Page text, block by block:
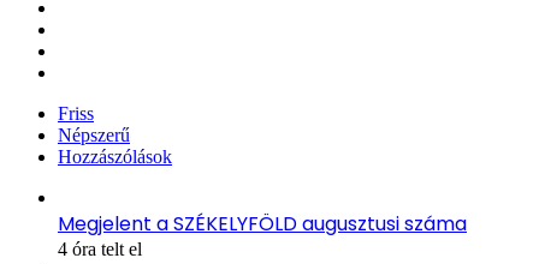
Friss
Népszerű
Hozzászólások
Megjelent a SZÉKELYFÖLD augusztusi száma
4 óra telt el